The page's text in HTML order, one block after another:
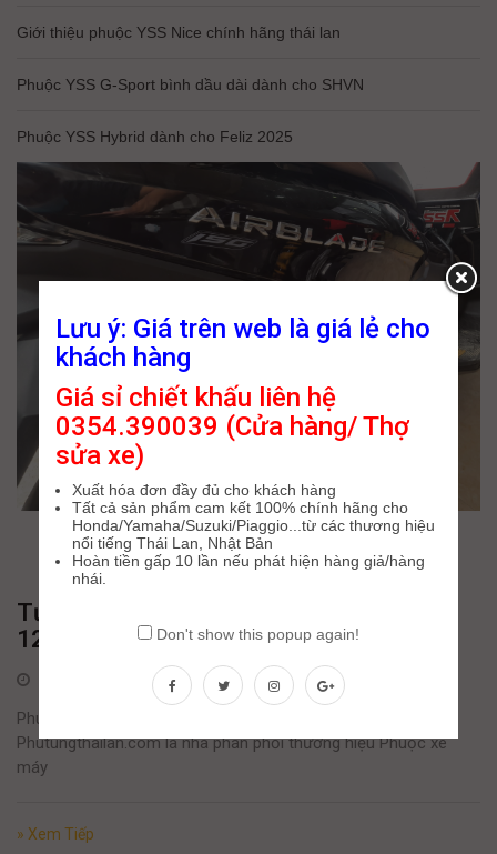
Giới thiệu phuộc YSS Nice chính hãng thái lan
Phuộc YSS G-Sport bình dầu dài dành cho SHVN
Phuộc YSS Hybrid dành cho Feliz 2025
Tư vấn lên phuộc YSS cho Airblade
125/150 loại nào tốt ?
4 Tháng Bảy, 2022
Phuộc nào đi êm dành cho Honda AirBlade 125/150 ?
Phutungthailan.com là nhà phân phối thương hiệu Phuộc xe
máy
» Xem Tiếp
Lưu ý: Giá trên web là giá lẻ cho
khách hàng
Giá sỉ chiết khấu liên hệ
0354.390039 (Cửa hàng/ Thợ
sửa xe)
Xuất hóa đơn đầy đủ cho khách hàng
Tất cả sản phẩm cam kết 100% chính hãng cho
Honda/Yamaha/Suzuki/Piaggio...từ các thương hiệu
nổi tiếng Thái Lan, Nhật Bản
Hoàn tiền gấp 10 lần nếu phát hiện hàng giả/hàng
nhái.
Don't show this popup again!